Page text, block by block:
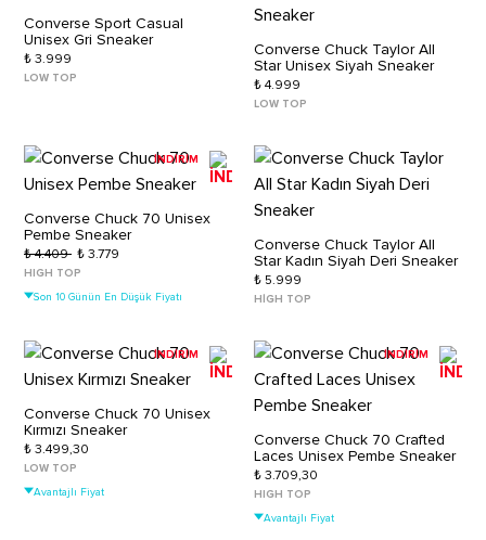
Converse Sport Casual
Unisex Gri Sneaker
₺ 3.999
LOW TOP
Converse Chuck Taylor All
Star Unisex Siyah Sneaker
₺ 4.999
LOW TOP
İNDİRİM
Converse Chuck 70 Unisex
Pembe Sneaker
₺ 4.409 ₺ 3.779
HIGH TOP
Son 10 Günün En Düşük Fiyatı
Converse Chuck Taylor All
Star Kadın Siyah Deri Sneaker
₺ 5.999
HIGH TOP
İNDİRİM
Converse Chuck 70 Unisex
Kırmızı Sneaker
₺ 3.499,30
LOW TOP
Avantajlı Fiyat
İNDİRİM
Converse Chuck 70 Crafted
Laces Unisex Pembe Sneaker
₺ 3.709,30
HIGH TOP
Avantajlı Fiyat